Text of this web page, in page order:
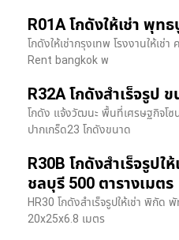
R01A โกดังให้เช่า พุท
โกดังให้เช่ากรุงเทพ โรงงานให้เช่
Rent bangkok พ
R32A โกดังสำเร็จรูป
โกดัง แจ้งวัฒนะ พื้นที่เศรษฐกิจโซ
ปากเกร็ด23 โกดังขนาด
R30B โกดังสำเร็จรูปใ
ชลบุรี 500 ตารางเมตร
HR30 โกดังสำเร็จรูปให้เช่า พิกัด
20x25x6.8 เมตร